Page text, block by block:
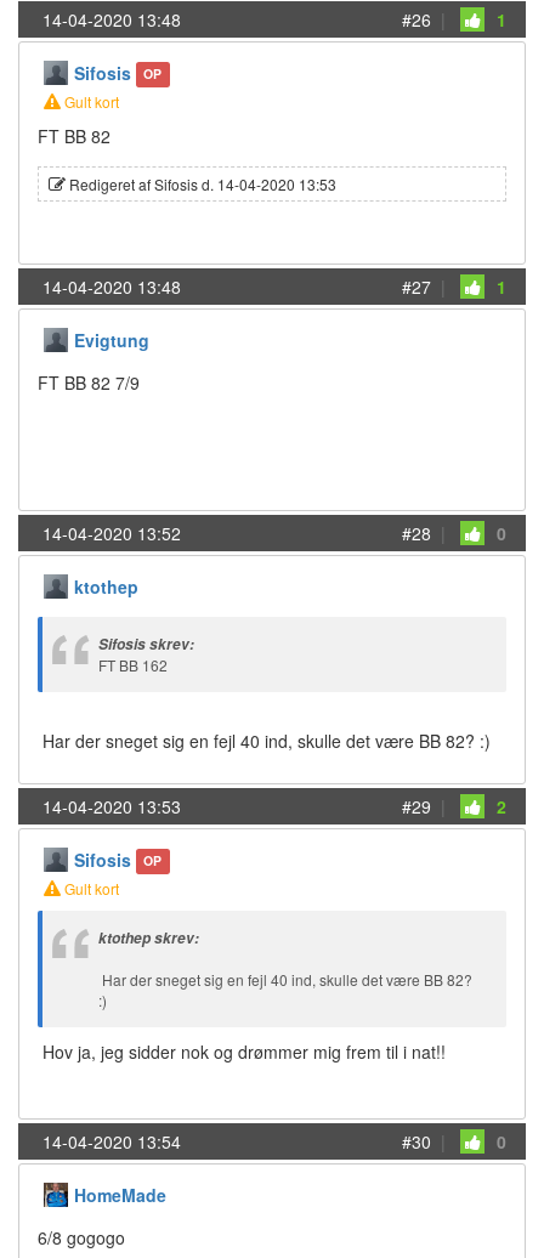
14-04-2020 13:48 #26 | 1
Sifosis OP
Gult kort
FT BB 82
Redigeret af Sifosis d. 14-04-2020 13:53
14-04-2020 13:48 #27 | 1
Evigtung
FT BB 82 7/9
14-04-2020 13:52 #28 | 0
ktothep
Sifosis skrev:
FT BB 162
Har der sneget sig en fejl 40 ind, skulle det være BB 82? :)
14-04-2020 13:53 #29 | 2
Sifosis OP
Gult kort
ktothep skrev:
Har der sneget sig en fejl 40 ind, skulle det være BB 82?
:)
Hov ja, jeg sidder nok og drømmer mig frem til i nat!!
14-04-2020 13:54 #30 | 0
HomeMade
6/8 gogogo